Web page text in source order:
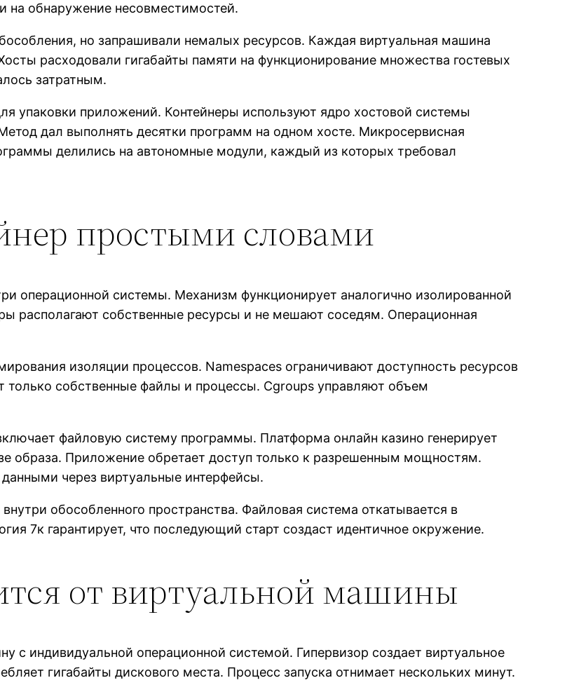
на обнаружение несовместимостей.
но запрашивали немалых ресурсов. Каждая виртуальная машина
расходовали гигабайты памяти на функционирование множества гостевых
затратным.
упаковки приложений. Контейнеры используют ядро хостовой системы
дал выполнять десятки программ на одном хосте. Микросервисная
делились на автономные модули, каждый из которых требовал
простыми словами
операционной системы. Механизм функционирует аналогично изолированной
располагают собственные ресурсы и не мешают соседям. Операционная
изоляции процессов. Namespaces ограничивают доступность ресурсов
собственные файлы и процессы. Cgroups управляют объем
файловую систему программы. Платформа онлайн казино генерирует
образа. Приложение обретает доступ только к разрешенным мощностям.
через виртуальные интерфейсы.
обособленного пространства. Файловая система откатывается в
7к гарантирует, что последующий старт создаст идентичное окружение.
от виртуальной машины
индивидуальной операционной системой. Гипервизор создает виртуальное
гигабайты дискового места. Процесс запуска отнимает нескольких минут.